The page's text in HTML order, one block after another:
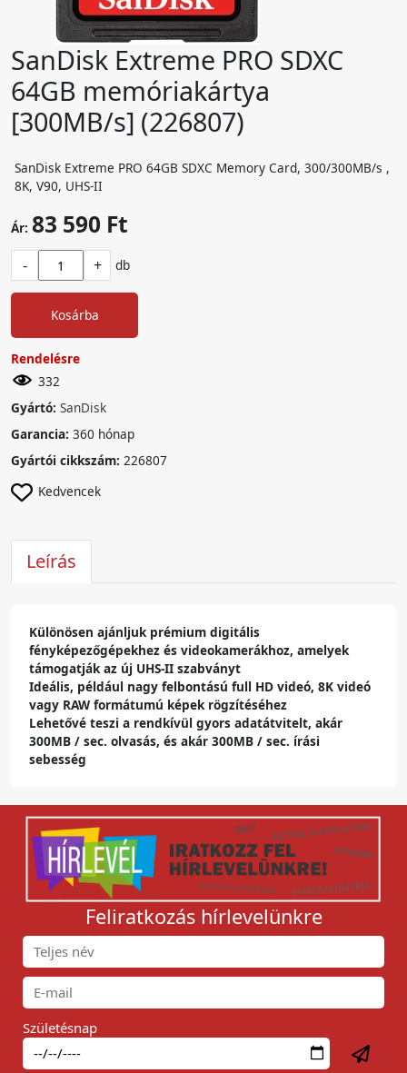
SanDisk Extreme PRO SDXC
64GB memóriakártya
[300MB/s] (226807)
SanDisk Extreme PRO 64GB SDXC Memory Card, 300/300MB/s ,
8K, V90, UHS-II
Ár: 83 590 Ft
- + db
Kosárba
Rendelésre
332
Gyártó: SanDisk
Garancia: 360 hónap
Gyártói cikkszám: 226807
Kedvencek
Leírás
Különösen ajánljuk prémium digitális
fényképezőgépekhez és videokamerákhoz, amelyek
támogatják az új UHS-II szabványt
Ideális, például nagy felbontású full HD videó, 8K videó
vagy RAW formátumú képek rögzítéséhez
Lehetővé teszi a rendkívül gyors adatátvitelt, akár
300MB / sec. olvasás, és akár 300MB / sec. írási
sebesség
Feliratkozás hírlevelünkre
Születésnap